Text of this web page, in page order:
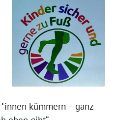
kümmern – ganz